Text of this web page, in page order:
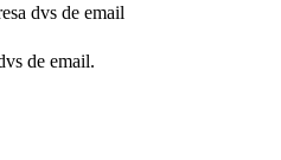
dvs de email
de email.